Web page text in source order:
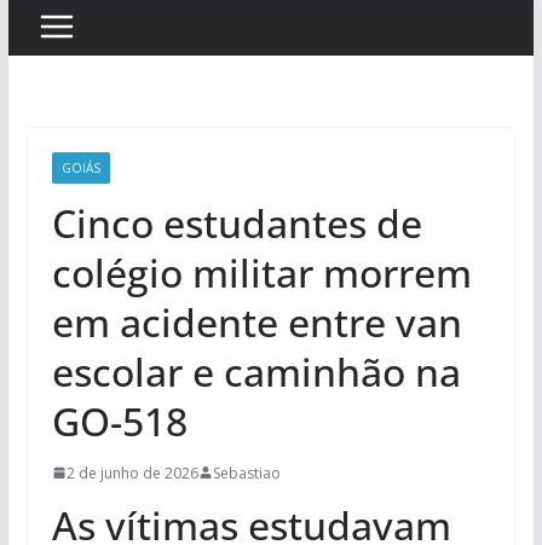
GOIÁS
Cinco estudantes de
colégio militar morrem
em acidente entre van
escolar e caminhão na
GO-518
2 de junho de 2026 Sebastiao
As vítimas estudavam